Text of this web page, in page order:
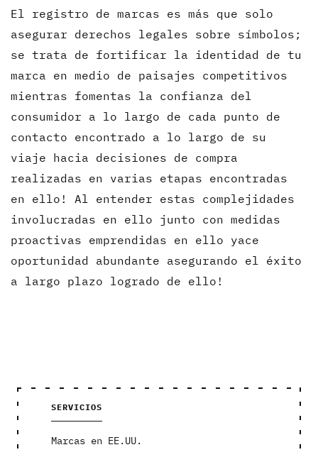
El registro de marcas es más que solo
asegurar derechos legales sobre símbolos;
se trata de fortificar la identidad de tu
marca en medio de paisajes competitivos
mientras fomentas la confianza del
consumidor a lo largo de cada punto de
contacto encontrado a lo largo de su
viaje hacia decisiones de compra
realizadas en varias etapas encontradas
en ello! Al entender estas complejidades
involucradas en ello junto con medidas
proactivas emprendidas en ello yace
oportunidad abundante asegurando el éxito
a largo plazo logrado de ello!
SERVICIOS
Marcas en EE.UU.